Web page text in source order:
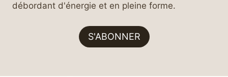
débordant d'énergie et en pleine forme.
S'ABONNER